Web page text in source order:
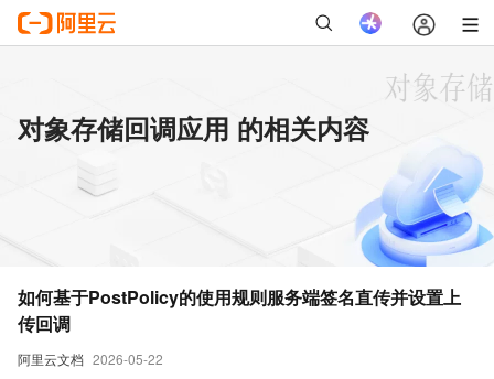
对象存储回调应用 的相关内容
阿里云文档 2026-05-22
如何基于PostPolicy的使用规则服务端签名直传并设置上
传回调